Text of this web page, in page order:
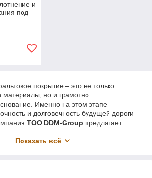
и
под
покрытие – это не только
материалы, но и грамотно
Именно на этом этапе
и долговечность будущей дороги
ТOO DDM-Group предлагает
под асфальт. Мы гарантируем
подготовка
Показать всё